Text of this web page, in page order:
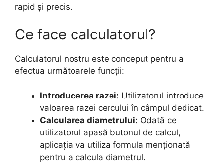
rapid și precis.
Ce face calculatorul?
Calculatorul nostru este conceput pentru a
efectua următoarele funcții:
Introducerea razei: Utilizatorul introduce
valoarea razei cercului în câmpul dedicat.
Calcularea diametrului: Odată ce
utilizatorul apasă butonul de calcul,
aplicația va utiliza formula menționată
pentru a calcula diametrul.